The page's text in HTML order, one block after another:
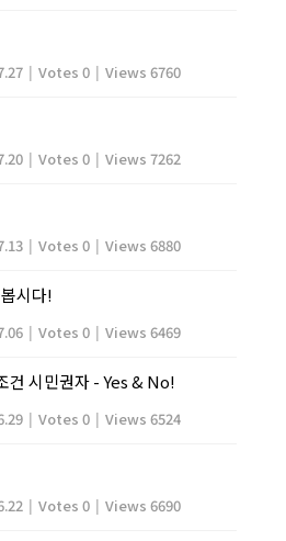
| Votes 0 | Views 6760
| Votes 0 | Views 7262
| Votes 0 | Views 6880
시다!
| Votes 0 | Views 6469
건 시민권자 - Yes & No!
| Votes 0 | Views 6524
| Votes 0 | Views 6690